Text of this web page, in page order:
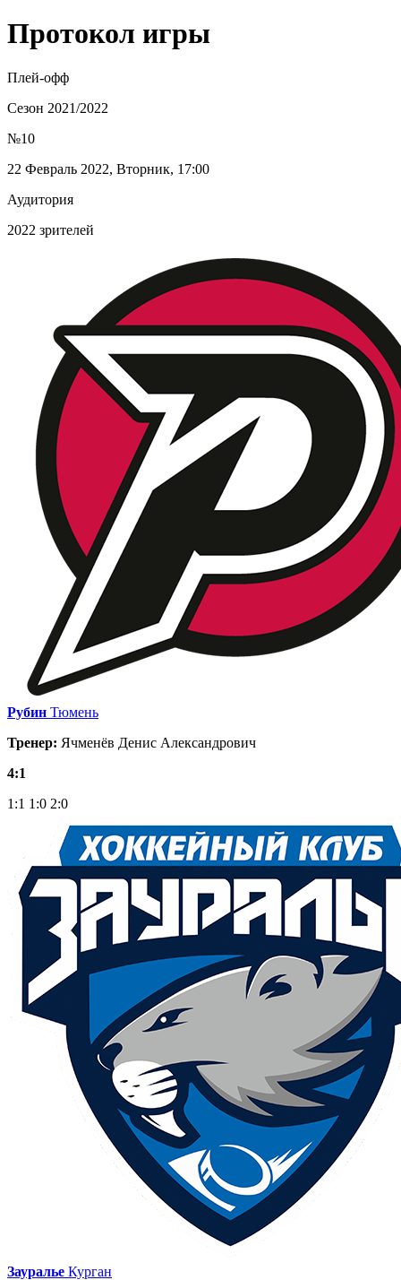
Протокол игры
Плей-офф
Сезон 2021/2022
№10
22 Февраль 2022, Вторник, 17:00
Аудитория
2022 зрителей
Рубин Тюмень
Тренер: Ячменёв Денис Александрович
4:1
1:1 1:0 2:0
Зауралье Курган